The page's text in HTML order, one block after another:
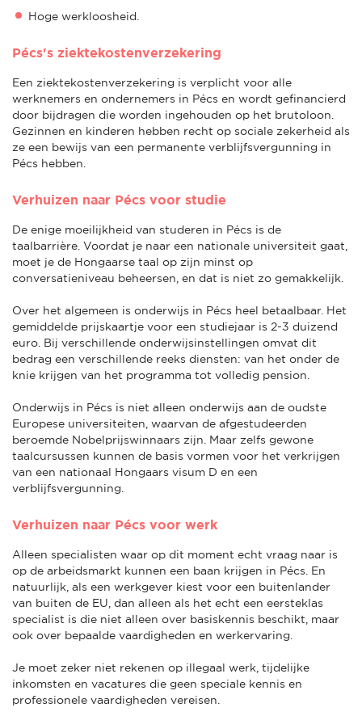
Hoge werkloosheid.
Pécs's ziektekostenverzekering
Een ziektekostenverzekering is verplicht voor alle
werknemers en ondernemers in Pécs en wordt gefinancierd
door bijdragen die worden ingehouden op het brutoloon.
Gezinnen en kinderen hebben recht op sociale zekerheid als
ze een bewijs van een permanente verblijfsvergunning in
Pécs hebben.
Verhuizen naar Pécs voor studie
De enige moeilijkheid van studeren in Pécs is de
taalbarrière. Voordat je naar een nationale universiteit gaat,
moet je de Hongaarse taal op zijn minst op
conversatieniveau beheersen, en dat is niet zo gemakkelijk.
Over het algemeen is onderwijs in Pécs heel betaalbaar. Het
gemiddelde prijskaartje voor een studiejaar is 2-3 duizend
euro. Bij verschillende onderwijsinstellingen omvat dit
bedrag een verschillende reeks diensten: van het onder de
knie krijgen van het programma tot volledig pension.
Onderwijs in Pécs is niet alleen onderwijs aan de oudste
Europese universiteiten, waarvan de afgestudeerden
beroemde Nobelprijswinnaars zijn. Maar zelfs gewone
taalcursussen kunnen de basis vormen voor het verkrijgen
van een nationaal Hongaars visum D en een
verblijfsvergunning.
Verhuizen naar Pécs voor werk
Alleen specialisten waar op dit moment echt vraag naar is
op de arbeidsmarkt kunnen een baan krijgen in Pécs. En
natuurlijk, als een werkgever kiest voor een buitenlander
van buiten de EU, dan alleen als het echt een eersteklas
specialist is die niet alleen over basiskennis beschikt, maar
ook over bepaalde vaardigheden en werkervaring.
Je moet zeker niet rekenen op illegaal werk, tijdelijke
inkomsten en vacatures die geen speciale kennis en
professionele vaardigheden vereisen.